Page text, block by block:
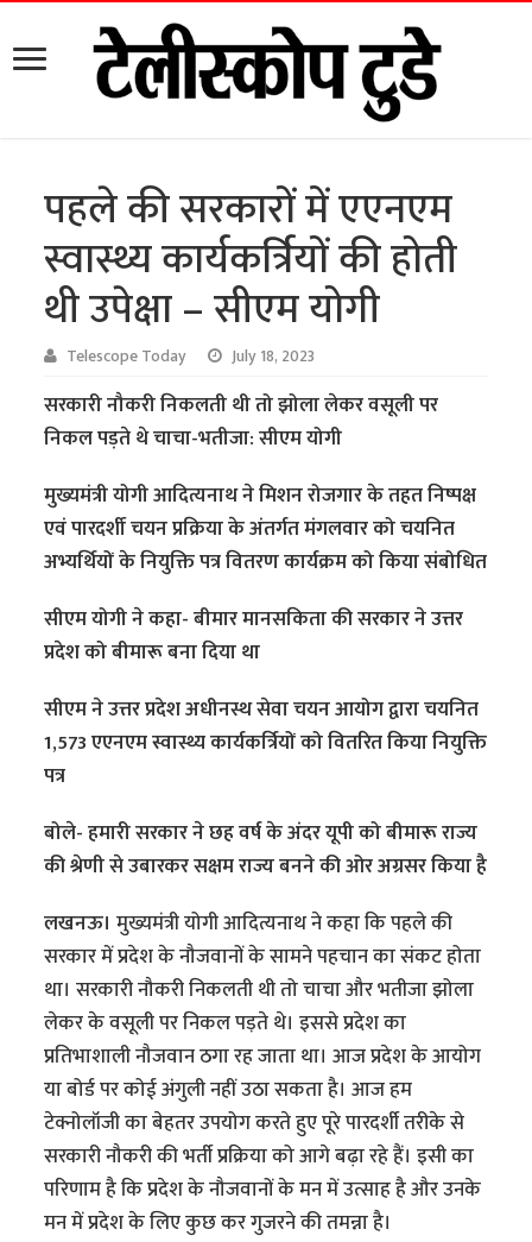
पहले की सरकारों में एएनएम
स्वास्थ्य कार्यकर्त्रियों की होती
थी उपेक्षा – सीएम योगी
Telescope Today July 18, 2023
सरकारी नौकरी निकलती थी तो झोला लेकर वसूली पर
निकल पड़ते थे चाचा-भतीजा: सीएम योगी
मुख्यमंत्री योगी आदित्यनाथ ने मिशन रोजगार के तहत निष्पक्ष
एवं पारदर्शी चयन प्रक्रिया के अंतर्गत मंगलवार को चयनित
अभ्यर्थियों के नियुक्ति पत्र वितरण कार्यक्रम को किया संबोधित
सीएम योगी ने कहा- बीमार मानसकिता की सरकार ने उत्तर
प्रदेश को बीमारू बना दिया था
सीएम ने उत्तर प्रदेश अधीनस्थ सेवा चयन आयोग द्वारा चयनित
1,573 एएनएम स्वास्थ्य कार्यकर्त्रियों को वितरित किया नियुक्ति
पत्र
बोले- हमारी सरकार ने छह वर्ष के अंदर यूपी को बीमारू राज्य
की श्रेणी से उबारकर सक्षम राज्य बनने की ओर अग्रसर किया है
लखनऊ। मुख्यमंत्री योगी आदित्यनाथ ने कहा कि पहले की
सरकार में प्रदेश के नौजवानों के सामने पहचान का संकट होता
था। सरकारी नौकरी निकलती थी तो चाचा और भतीजा झोला
लेकर के वसूली पर निकल पड़ते थे। इससे प्रदेश का
प्रतिभाशाली नौजवान ठगा रह जाता था। आज प्रदेश के आयोग
या बोर्ड पर कोई अंगुली नहीं उठा सकता है। आज हम
टेक्नोलॉजी का बेहतर उपयोग करते हुए पूरे पारदर्शी तरीके से
सरकारी नौकरी की भर्ती प्रक्रिया को आगे बढ़ा रहे हैं। इसी का
परिणाम है कि प्रदेश के नौजवानों के मन में उत्साह है और उनके
मन में प्रदेश के लिए कुछ कर गुजरने की तमन्ना है।